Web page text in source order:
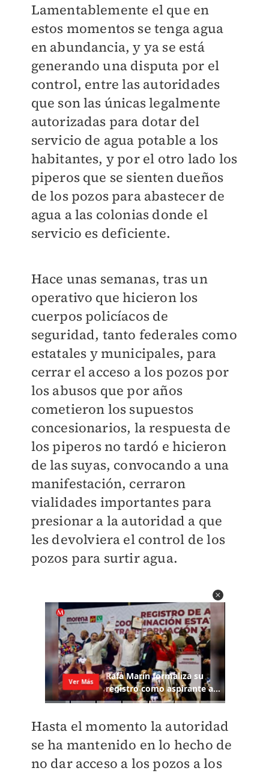
Lamentablemente el que en
estos momentos se tenga agua
en abundancia, y ya se está
generando una disputa por el
control, entre las autoridades
que son las únicas legalmente
autorizadas para dotar del
servicio de agua potable a los
habitantes, y por el otro lado los
piperos que se sienten dueños
de los pozos para abastecer de
agua a las colonias donde el
servicio es deficiente.
Hace unas semanas, tras un
operativo que hicieron los
cuerpos policíacos de
seguridad, tanto federales como
estatales y municipales, para
cerrar el acceso a los pozos por
los abusos que por años
cometieron los supuestos
concesionarios, la respuesta de
los piperos no tardó e hicieron
de las suyas, convocando a una
manifestación, cerraron
vialidades importantes para
presionar a la autoridad a que
les devolviera el control de los
pozos para surtir agua.
Hasta el momento la autoridad
se ha mantenido en lo hecho de
no dar acceso a los pozos a los